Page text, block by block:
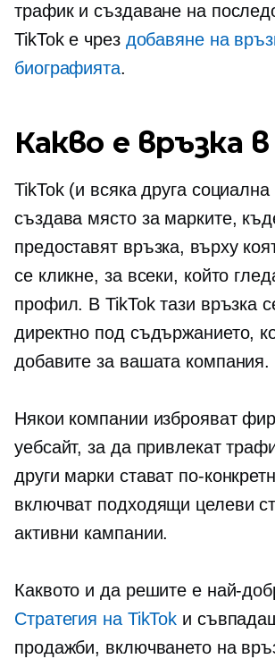
трафик и създаване на
TikTok е чрез добавяне на
биографията.
Какво е връзка
TikTok (и всяка друга
създава място за марките,
предоставят връзка, върху
се кликне, за всеки, който
профил. В TikTok тази връзка
директно под съдържанието,
добавите за вашата компания.
Някои компании изброяват
уебсайт, за да привлекат
други марки стават по-
включват подходящи целеви
активни кампании.
Каквото и да решите е най-
Стратегия на TikTok и
продажби, включването на